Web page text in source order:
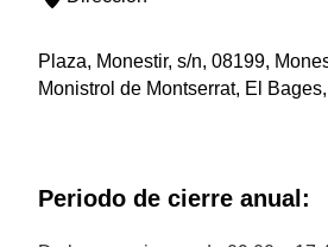
Plaza, Monestir, s/n, 08199,
Monistrol de Montserrat, El
Periodo de cierre anual: